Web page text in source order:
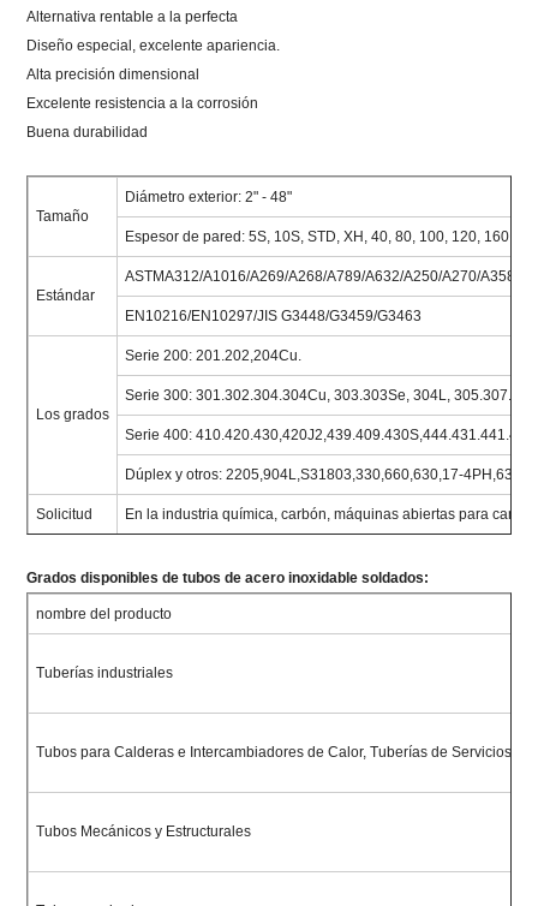
Alternativa rentable a la perfecta
Diseño especial, excelente apariencia.
Alta precisión dimensional
Excelente resistencia a la corrosión
Buena durabilidad
Tamaño
Diámetro exterior: 2" - 48"
Espesor de pared: 5S, 10S, STD, XH, 40, 80, 100, 120, 160,
Estándar
ASTMA312/A1016/A269/A268/A789/A632/A250/A270/A358/
EN10216/EN10297/JIS G3448/G3459/G3463
Los grados
Serie 200: 201.202,204Cu.
Serie 300: 301.302.304.304Cu, 303.303Se, 304L,
Serie 400:
Dúplex y otros: 2205,904L,S31803,330,660,630,17-
Solicitud En la industria química, carbón, máquinas abiertas para
Grados disponibles de tubos de acero inoxidable soldados:
nombre del producto
Tuberías industriales
Tubos para Calderas e Intercambiadores de Calor, Tuberías de Servicios
Tubos Mecánicos y Estructurales